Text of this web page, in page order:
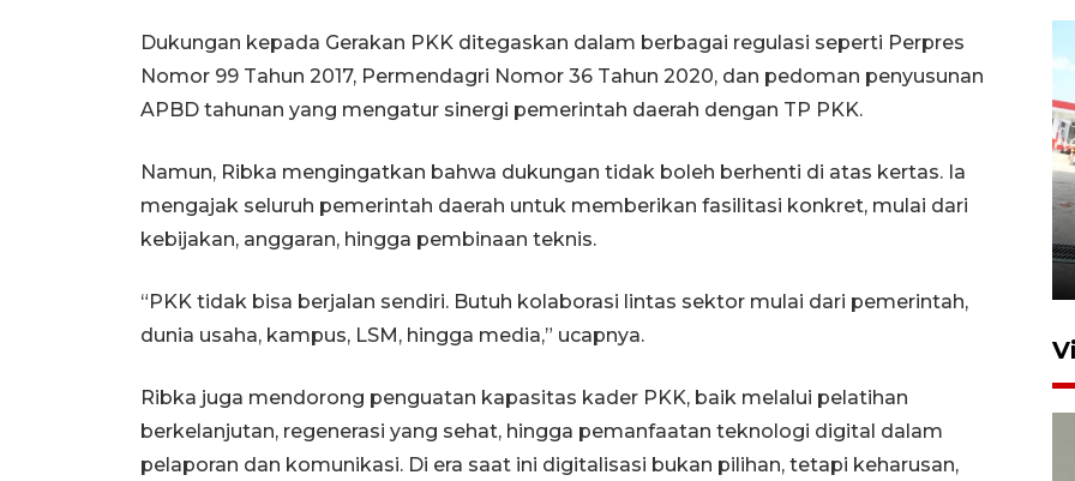
Dukungan kepada Gerakan PKK ditegaskan dalam berbagai regulasi seperti Perpres
Nomor 99 Tahun 2017, Permendagri Nomor 36 Tahun 2020, dan pedoman penyusunan
APBD tahunan yang mengatur sinergi pemerintah daerah dengan TP PKK.
Namun, Ribka mengingatkan bahwa dukungan tidak boleh berhenti di atas kertas. Ia
mengajak seluruh pemerintah daerah untuk memberikan fasilitasi konkret, mulai dari
kebijakan, anggaran, hingga pembinaan teknis.
“PKK tidak bisa berjalan sendiri. Butuh kolaborasi lintas sektor mulai dari pemerintah,
dunia usaha, kampus, LSM, hingga media,” ucapnya.
Ribka juga mendorong penguatan kapasitas kader PKK, baik melalui pelatihan
berkelanjutan, regenerasi yang sehat, hingga pemanfaatan teknologi digital dalam
pelaporan dan komunikasi. Di era saat ini digitalisasi bukan pilihan, tetapi keharusan,
Kebakaran kapal KM Prince